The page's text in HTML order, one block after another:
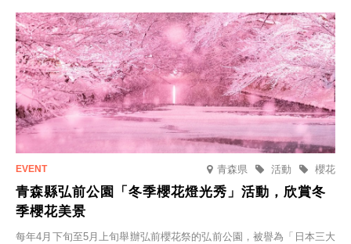
青森県 櫻花
活動
青森縣弘前公園「冬季櫻花燈光秀」活動，欣賞冬
季櫻花美景
每年4月下旬至5月上旬舉辦弘前櫻花祭的弘前公園，被譽為「日本三大